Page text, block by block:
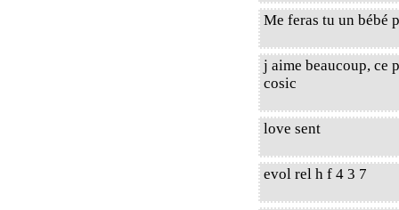
Me feras tu un bébé
j aime beaucoup, ce
cosic
love sent
evol rel h f 4 3 7